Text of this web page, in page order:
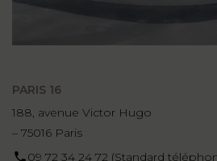
PARIS 16
188, avenue Victor Hugo
– 75016 Paris
09 72 34 24 72 (Standard